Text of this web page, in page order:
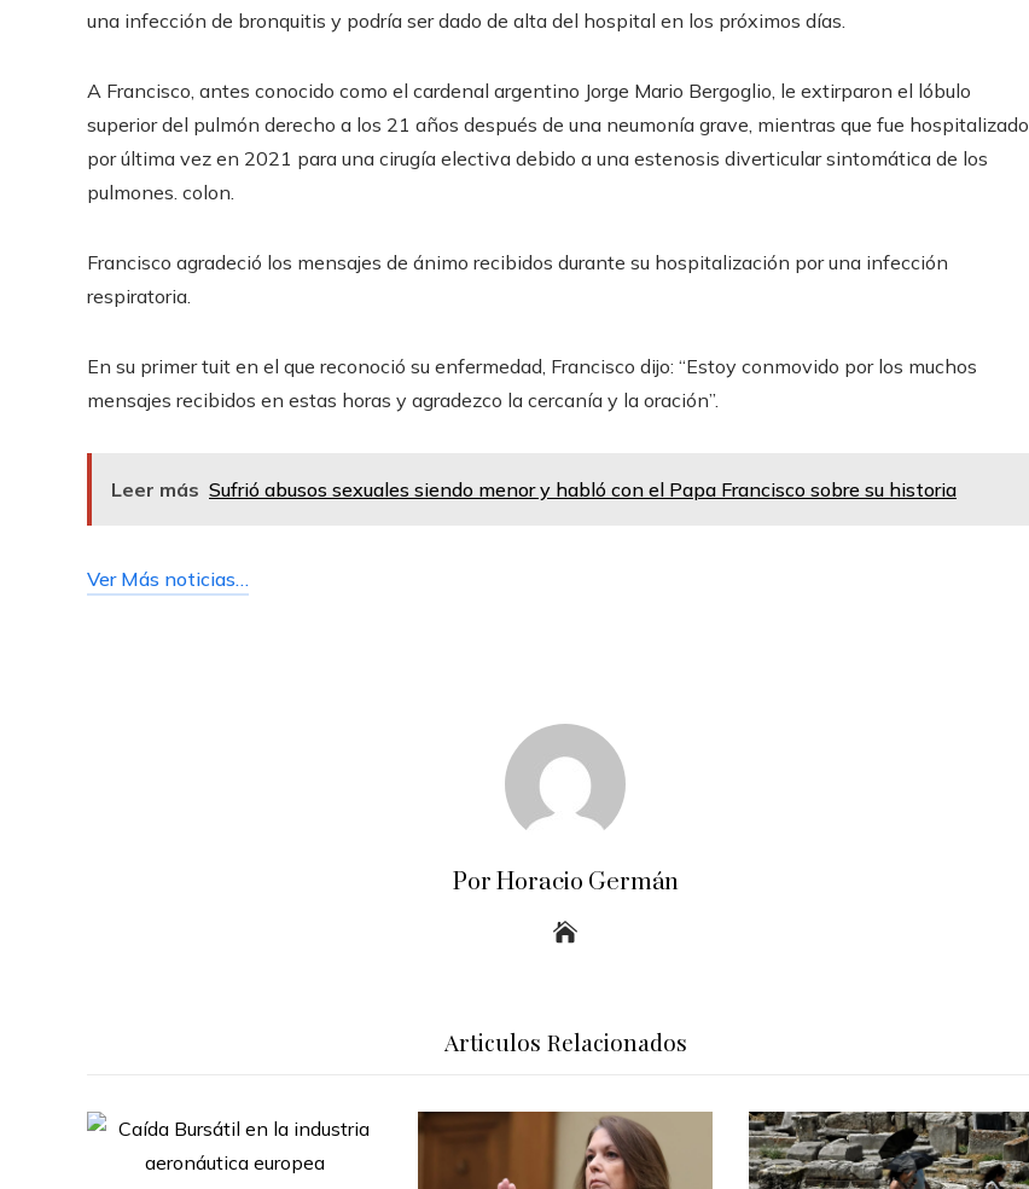
una infección de bronquitis y podría ser dado de alta del hospital en los próximos días.
A Francisco, antes conocido como el cardenal argentino Jorge Mario Bergoglio, le extirparon el lóbulo
superior del pulmón derecho a los 21 años después de una neumonía grave, mientras que fue hospitalizado
por última vez en 2021 para una cirugía electiva debido a una estenosis diverticular sintomática de los
pulmones. colon.
Francisco agradeció los mensajes de ánimo recibidos durante su hospitalización por una infección
respiratoria.
En su primer tuit en el que reconoció su enfermedad, Francisco dijo: “Estoy conmovido por los muchos
mensajes recibidos en estas horas y agradezco la cercanía y la oración”.
Leer más Sufrió abusos sexuales siendo menor y habló con el Papa Francisco sobre su historia
Ver Más noticias…
Por Horacio Germán
Articulos Relacionados